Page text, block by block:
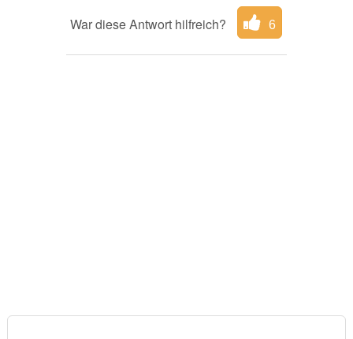
War diese Antwort hilfreich? 6